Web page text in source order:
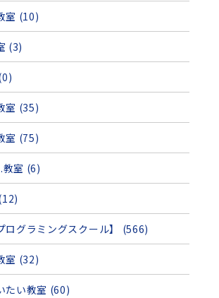
室 (10)
(3)
室 (35)
室 (75)
教室 (6)
ログラミングスクール】 (566)
室 (32)
たい教室 (60)